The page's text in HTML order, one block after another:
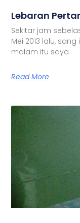
Lebaran
Sekitar jam
Mei 2013 lalu,
malam itu saya
Read More